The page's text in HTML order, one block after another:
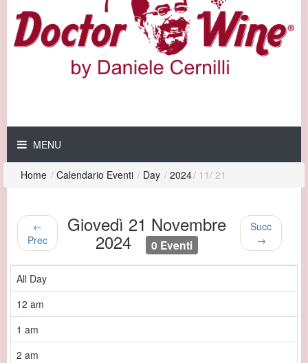
MENU
Home / Calendario Eventi / Day / 2024/ 11/ 21
←
Prec
Giovedì 21 Novembre
2024 0 Eventi
Succ
→
All Day
12 am
1 am
2 am